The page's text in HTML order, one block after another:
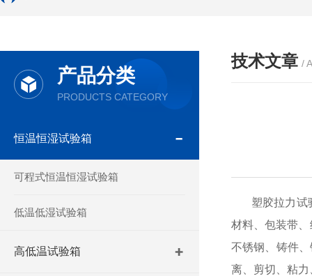
产品分类
PRODUCTS CATEGORY
恒温恒湿试验箱
可程式恒温恒湿试验箱
低温低湿试验箱
高低温试验箱
技术文章 /
塑胶拉力试验
材料、包装带
不锈钢、铸件
离、剪切、粘